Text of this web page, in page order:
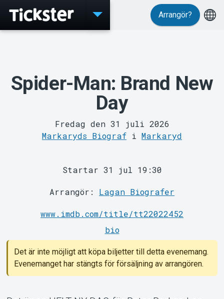
MyTickster
Support
Arrangör?
Spider-Man: Brand New
Day
Fredag den 31 juli 2026
Markaryds Biograf i Markaryd
Startar 31 jul 19:30
Arrangör: Lagan Biografer
www.imdb.com/title/tt22022452
bio
Det är inte möjligt att köpa biljetter till detta evenemang.
Evenemanget har stängts för försäljning av arrangören.